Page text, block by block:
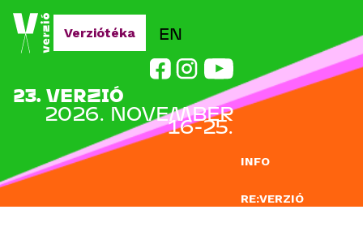
Jump to navigation
INFO
RE:VERZIÓ
EN
23. VERZIÓ
2026. NOVEMBER
16-25.
Verziótéka